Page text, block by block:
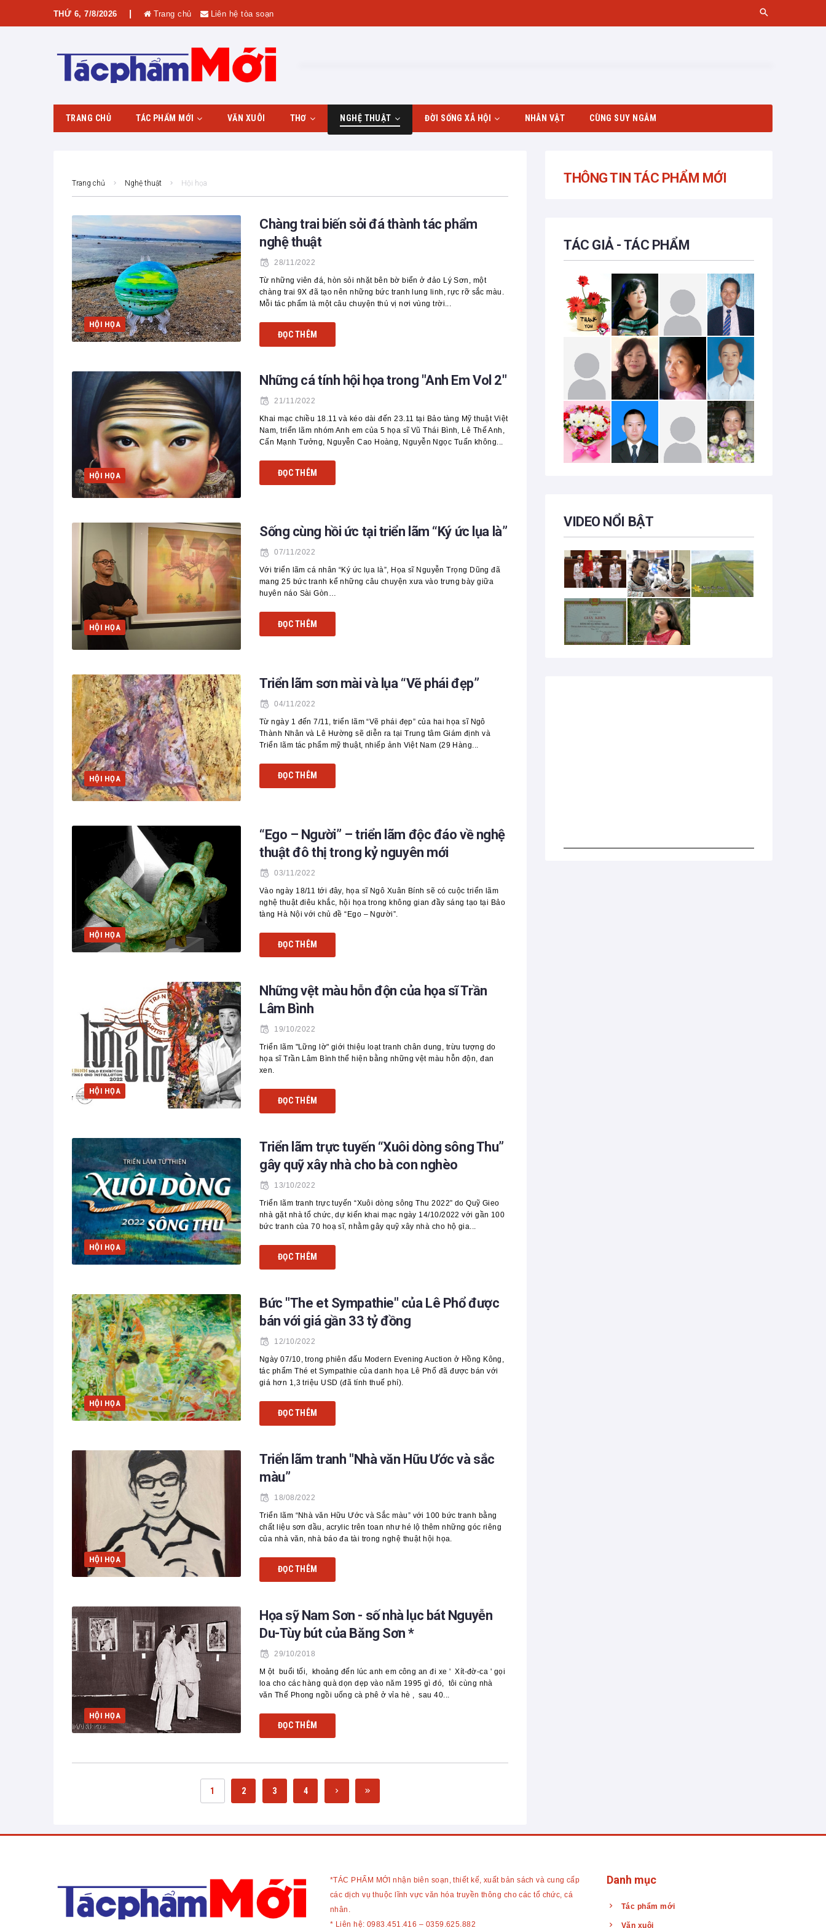
THỨ 6, 7/8/2026 | Trang chủ Liên hệ tòa soạn
TRANG CHỦ TÁC PHẨM MỚI VĂN XUÔI THƠ NGHỆ THUẬT
Nhiếp ảnh
ĐỜI SỐNG XÃ HỘI NHÂN VẬT CÙNG SUY NGẪM
Trang chủ Nghệ thuật Hội họa
HỘI HỌA
Chàng trai biến sỏi đá thành tác phẩm
nghệ thuật
28/11/2022
Từ những viên đá, hòn sỏi nhặt bên bờ biển ở đảo Lý Sơn, một
chàng trai 9X đã tạo nên những bức tranh lung linh, rực rỡ sắc màu.
Mỗi tác phẩm là một câu chuyện thú vị nơi vùng trời...
ĐỌC THÊM
HỘI HỌA
Những cá tính hội họa trong "Anh Em Vol 2"
21/11/2022
Khai mạc chiều 18.11 và kéo dài đến 23.11 tại Bảo tàng Mỹ thuật Việt
Nam, triển lãm nhóm Anh em của 5 họa sĩ Vũ Thái Bình, Lê Thế Anh,
Cấn Mạnh Tưởng, Nguyễn Cao Hoàng, Nguyễn Ngọc Tuấn không...
ĐỌC THÊM
HỘI HỌA
Sống cùng hồi ức tại triển lãm “Ký ức lụa là”
07/11/2022
Với triển lãm cá nhân “Ký ức lụa là”, Họa sĩ Nguyễn Trọng Dũng đã
mang 25 bức tranh kể những câu chuyện xưa vào trưng bày giữa
huyên náo Sài Gòn…
ĐỌC THÊM
HỘI HỌA
Triển lãm sơn mài và lụa “Vẽ phái đẹp”
04/11/2022
Từ ngày 1 đến 7/11, triển lãm “Vẽ phái đẹp” của hai họa sĩ Ngô
Thành Nhân và Lê Hường sẽ diễn ra tại Trung tâm Giám định và
Triển lãm tác phẩm mỹ thuật, nhiếp ảnh Việt Nam (29 Hàng...
ĐỌC THÊM
HỘI HỌA
“Ego – Người” – triển lãm độc đáo về nghệ
thuật đô thị trong kỷ nguyên mới
03/11/2022
Vào ngày 18/11 tới đây, họa sĩ Ngô Xuân Bính sẽ có cuộc triển lãm
nghệ thuật điêu khắc, hội họa trong không gian đầy sáng tạo tại Bảo
tàng Hà Nội với chủ đề “Ego – Người”.
ĐỌC THÊM
HỘI HỌA
Những vệt màu hỗn độn của họa sĩ Trần
Lâm Bình
19/10/2022
Triển lãm "Lững lờ" giới thiệu loạt tranh chân dung, trừu tượng do
họa sĩ Trần Lâm Bình thể hiện bằng những vệt màu hỗn độn, đan
xen.
ĐỌC THÊM
HỘI HỌA
Triển lãm trực tuyến “Xuôi dòng sông Thu”
gây quỹ xây nhà cho bà con nghèo
13/10/2022
Triển lãm tranh trực tuyến “Xuôi dòng sông Thu 2022” do Quỹ Gieo
nhà gặt nhà tổ chức, dự kiến khai mạc ngày 14/10/2022 với gần 100
bức tranh của 70 hoạ sĩ, nhằm gây quỹ xây nhà cho hộ gia...
ĐỌC THÊM
HỘI HỌA
Bức "The et Sympathie" của Lê Phổ được
bán với giá gần 33 tỷ đồng
12/10/2022
Ngày 07/10, trong phiên đấu Modern Evening Auction ở Hồng Kông,
tác phẩm Thé et Sympathie của danh họa Lê Phổ đã được bán với
giá hơn 1,3 triệu USD (đã tính thuế phí).
ĐỌC THÊM
HỘI HỌA
Triển lãm tranh "Nhà văn Hữu Ước và sắc
màu”
18/08/2022
Triển lãm “Nhà văn Hữu Ước và Sắc màu” với 100 bức tranh bằng
chất liệu sơn dầu, acrylic trên toan như hé lộ thêm những góc riêng
của nhà văn, nhà báo đa tài trong nghệ thuật hội họa.
ĐỌC THÊM
HỘI HỌA
Họa sỹ Nam Sơn - số nhà lục bát Nguyễn
Du-Tùy bút của Băng Sơn *
29/10/2018
M ột buổi tối, khoảng đến lúc anh em công an đi xe ' Xít-đờ-ca ' gọi
loa cho các hàng quà dọn dẹp vào năm 1995 gì đó, tôi cùng nhà
văn Thế Phong ngồi uống cà phê ở vỉa hè , sau 40...
ĐỌC THÊM
1 2 3 4
THÔNG TIN TÁC PHẨM MỚI
TÁC GIẢ - TÁC PHẨM
VIDEO NỔI BẬT
*TÁC PHẨM MỚI nhận biên soạn, thiết kế, xuất bản sách và cung cấp
các dịch vụ thuộc lĩnh vực văn hóa truyền thông cho các tổ chức, cá
nhân.
* Liên hệ: 0983.451.416 – 0359.625.882
Danh mục
Tác phẩm mới
Văn xuôi